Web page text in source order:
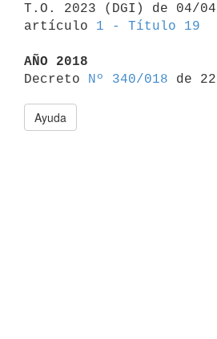
T.O. 2023 (DGI) de 04/
artículo 1 - Título 19
AÑO 2018
Decreto
Nº 340/018
Ayuda